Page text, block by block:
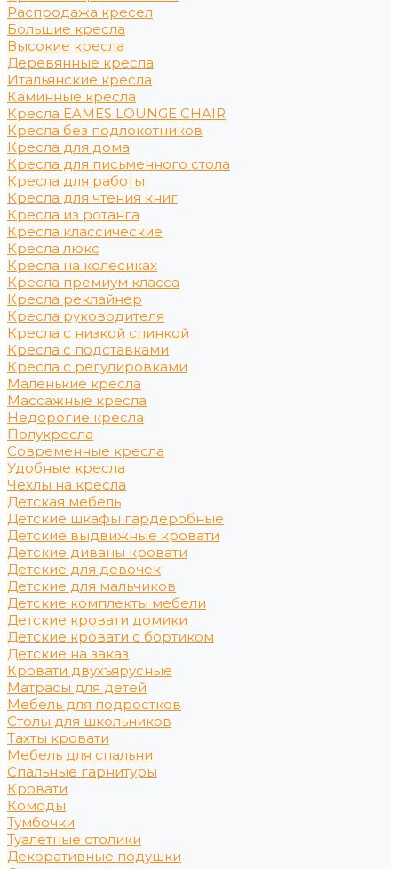
Распродажа кресел
Большие кресла
Высокие кресла
Деревянные кресла
Итальянские кресла
Каминные кресла
Кресла EAMES LOUNGE CHAIR
Кресла без подлокотников
Кресла для дома
Кресла для письменного стола
Кресла для работы
Кресла для чтения книг
Кресла из ротанга
Кресла классические
Кресла люкс
Кресла на колесиках
Кресла премиум класса
Кресла реклайнер
Кресла руководителя
Кресла с низкой спинкой
Кресла с подставками
Кресла с регулировками
Маленькие кресла
Массажные кресла
Недорогие кресла
Полукресла
Современные кресла
Удобные кресла
Чехлы на кресла
Детская мебель
Детские шкафы гардеробные
Детские выдвижные кровати
Детские диваны кровати
Детские для девочек
Детские для мальчиков
Детские комплекты мебели
Детские кровати домики
Детские кровати с бортиком
Детские на заказ
Кровати двухъярусные
Матрасы для детей
Мебель для подростков
Столы для школьников
Тахты кровати
Мебель для спальни
Спальные гарнитуры
Кровати
Комоды
Тумбочки
Туалетные столики
Декоративные подушки